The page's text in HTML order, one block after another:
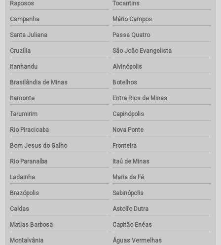
Raposos Tocantins
Campanha Mário Campos
Santa Juliana Passa Quatro
Cruzília São João Evangelista
Itanhandu Alvinópolis
Brasilândia de Minas Botelhos
Itamonte Entre Rios de Minas
Tarumirim Capinópolis
Rio Piracicaba Nova Ponte
Bom Jesus do Galho Fronteira
Rio Paranaíba Itaú de Minas
Ladainha Maria da Fé
Brazópolis Sabinópolis
Caldas Astolfo Dutra
Matias Barbosa Capitão Enéas
Montalvânia Águas Vermelhas